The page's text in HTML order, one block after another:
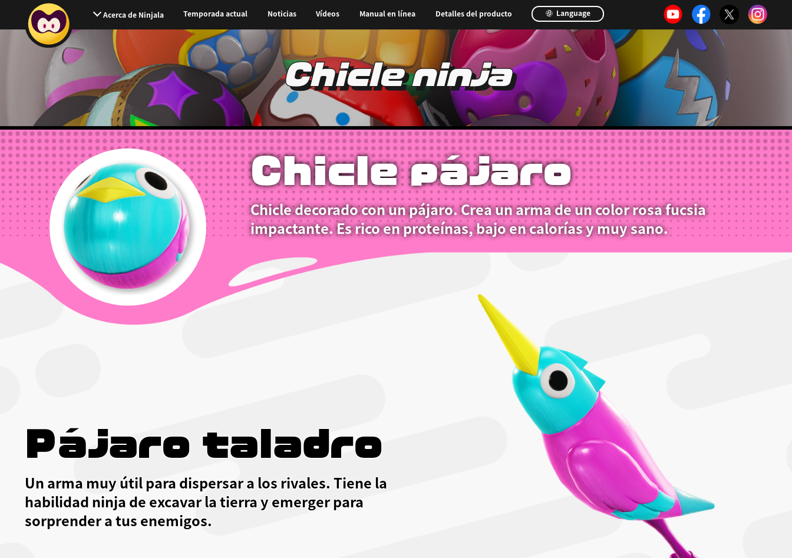
Acerca de Ninjala Temporada actual Noticias Vídeos Manual en línea Detalles del producto Language
Chicle ninja
Chicle pájaro
Chicle decorado con un pájaro. Crea un arma de un color rosa fucsia
impactante. Es rico en proteínas, bajo en calorías y muy sano.
Pájaro taladro
Un arma muy útil para dispersar a los rivales. Tiene la
habilidad ninja de excavar la tierra y emerger para
sorprender a tus enemigos.